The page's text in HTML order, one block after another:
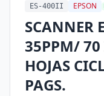
ES-400II EPSON
SCANNER
35PPM/ 70
HOJAS
PAGS.